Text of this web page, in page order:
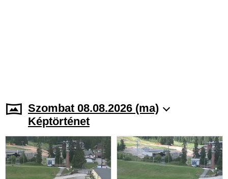
Szombat 08.08.2026 (ma)
Képtörténet